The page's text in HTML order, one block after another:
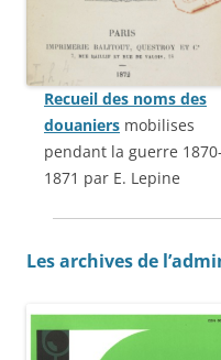
Recueil des noms des
douaniers mobilises
pendant la guerre 1870-
1871 par E. Lepine
Les archives de